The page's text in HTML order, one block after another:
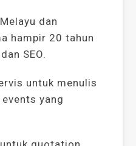
dan
hampir 20 tahun
SEO.
untuk menulis
yang